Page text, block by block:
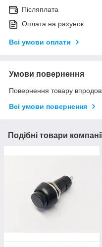
Післяплата
Оплата на рахунок
Всі умови оплати
Умови повернення
Повернення товару
Всі умови повернення
Подібні товари